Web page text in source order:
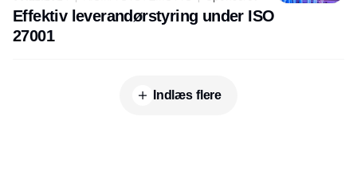
Effektiv leverandørstyring under ISO
27001
Indlæs flere